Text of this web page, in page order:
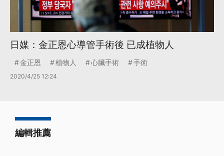
日媒：金正恩心導管手術後 已成植物人
金正恩 植物人 心臟手術 手術
2020/4/25 12:24
編輯推薦